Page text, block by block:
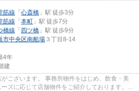
筋線 「心斎橋 」駅 徒歩3分
筋線 「本町 」駅 徒歩7分
橋線 「四ツ橋 」駅 徒歩9分
市中央区南船場 ３丁目8-14
4年
建
ございます。 事務所物件をはじめ、飲食・美
ズに応じて店舗物件をご紹介しております。